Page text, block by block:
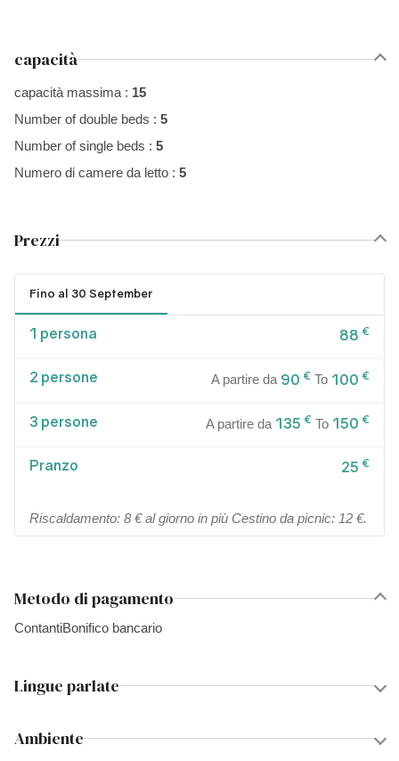
capacità
capacità massima : 15
Number of double beds : 5
Number of single beds : 5
Numero di camere da letto : 5
Prezzi
Fino al 30 September
1 persona 88 €
2 persone A partire da 90 € To 100 €
3 persone A partire da 135 € To 150 €
Pranzo 25 €
Riscaldamento: 8 € al giorno in più Cestino da picnic: 12 €.
Metodo di pagamento
ContantiBonifico bancario
Lingue parlate
Ambiente